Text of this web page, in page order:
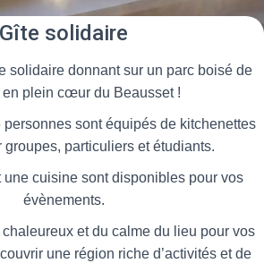
Gîte solidaire
solidaire donnant sur un parc boisé de
en plein cœur du Beausset !
personnes sont équipés de kitchenettes
groupes, particuliers et étudiants.
une cuisine sont disponibles pour vos
évènements.
chaleureux et du calme du lieu pour vos
une région riche d’activités et de